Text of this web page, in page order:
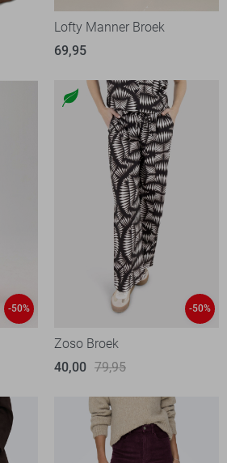
Lofty Manner Broek
69,95
-50% -50%
Zoso Broek
40,00 79,95